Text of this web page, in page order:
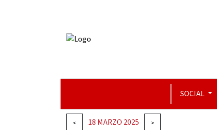
SOCIAL
< 18 MARZO 2025 >